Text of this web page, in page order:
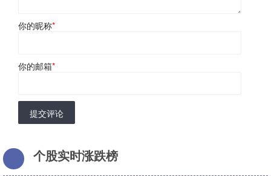
你的昵称*
你的邮箱*
提交评论
个股实时涨跌榜